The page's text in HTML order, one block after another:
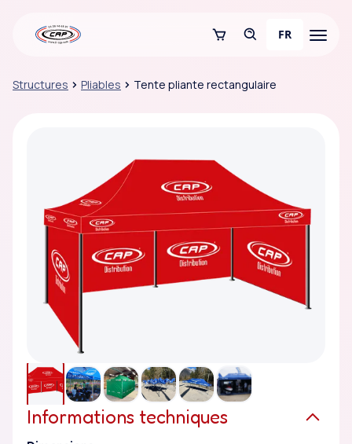
FR
Structures Pliables Tente pliante rectangulaire
Informations techniques